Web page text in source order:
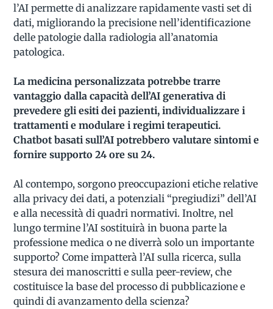
l’AI permette di analizzare rapidamente vasti set di
dati, migliorando la precisione nell’identificazione
delle patologie dalla radiologia all’anatomia
patologica.
La medicina personalizzata potrebbe trarre
vantaggio dalla capacità dell’AI generativa di
prevedere gli esiti dei pazienti, individualizzare i
trattamenti e modulare i regimi terapeutici.
Chatbot basati sull’AI potrebbero valutare sintomi e
fornire supporto 24 ore su 24.
Al contempo, sorgono preoccupazioni etiche relative
alla privacy dei dati, a potenziali “pregiudizi” dell’AI
e alla necessità di quadri normativi. Inoltre, nel
lungo termine l’AI sostituirà in buona parte la
professione medica o ne diverrà solo un importante
supporto? Come impatterà l’AI sulla ricerca, sulla
stesura dei manoscritti e sulla peer-review, che
costituisce la base del processo di pubblicazione e
quindi di avanzamento della scienza?